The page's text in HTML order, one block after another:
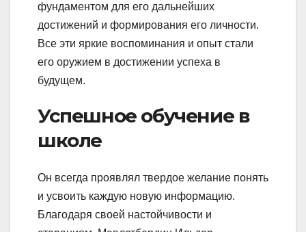
фундаментом для его дальнейших
достижений и формирования его личности.
Все эти яркие воспоминания и опыт стали
его оружием в достижении успеха в
будущем.
Успешное обучение в
школе
Он всегда проявлял твердое желание понять
и усвоить каждую новую информацию.
Благодаря своей настойчивости и